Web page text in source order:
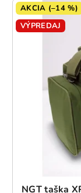
AKCIA (–14 %)
VÝPREDAJ
NGT taška